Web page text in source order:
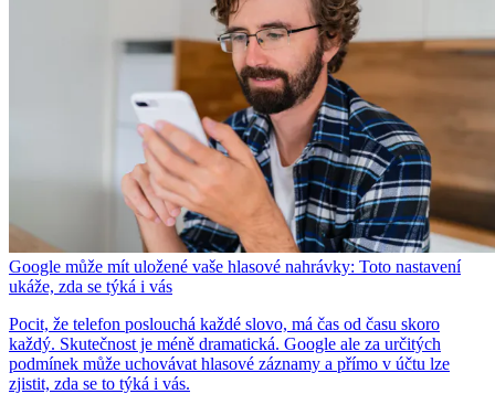
Google může mít uložené vaše hlasové nahrávky: Toto nastavení
ukáže, zda se týká i vás
Pocit, že telefon poslouchá každé slovo, má čas od času skoro
každý. Skutečnost je méně dramatická. Google ale za určitých
podmínek může uchovávat hlasové záznamy a přímo v účtu lze
zjistit, zda se to týká i vás.